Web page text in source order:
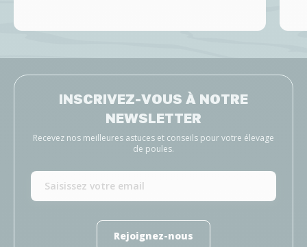
INSCRIVEZ-VOUS À NOTRE
NEWSLETTER
Recevez nos meilleures astuces et conseils pour votre élevage
de poules.
Rejoignez-nous